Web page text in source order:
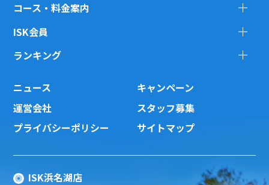
コース・料金案内
ISK会員
ランキング
ニュース
キャンペーン
運営会社
スタッフ募集
プライバシーポリシー
サイトマップ
ISK浜名湖店